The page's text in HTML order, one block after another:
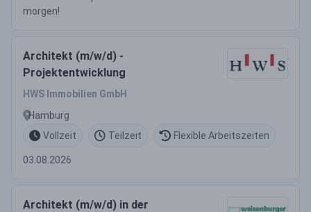
morgen!
Architekt (m/w/d) -
Projektentwicklung
HWS Immobilien GmbH
Hamburg
Vollzeit
Teilzeit Flexible Arbeitszeiten
03.08.2026
Architekt (m/w/d) in der